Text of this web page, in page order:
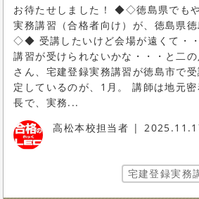
お待たせしました！ ◆◇徳島県でも
実務講習（合格者向け）が、徳島県徳
◇◆ 受講したいけど会場が遠くて・
講習が受けられないかな・・・と二
さん、宅建登録実務講習が徳島市で
定しているのが、1月。 講師は地元
長で、実務...
高松本校担当者
宅建登録実務